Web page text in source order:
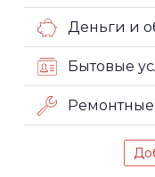
Деньги и
Бытовые
Ремонтные